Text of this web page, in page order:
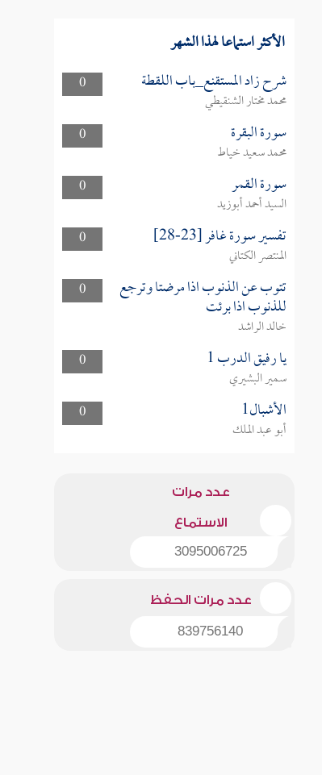
الأكثر استماعا لهذا الشهر
0 شرح زاد المستقنع_باب اللقطة
محمد مختار الشنقيطي
0
سورة البقرة
محمد سعيد خياط
0
سورة القمر
السيد أحمد أبوزيد
0
تفسير سورة غافر [23-28]
المنتصر الكتاني
0
تتوب عن الذنوب اذا مرضتا وترجع
للذنوب اذا برئت
خالد الراشد
0
يا رفيق الدرب 1
سمير البشيري
0
الأشبال1
أبو عبد الملك
عدد مرات
الاستماع
3095006725
عدد مرات الحفظ
839756140